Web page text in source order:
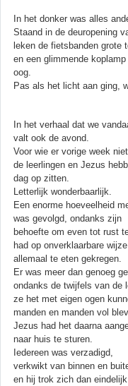
In het donker was alles
Staand in de deuropening
leken de fietsbanden grote
en een glimmende koplamp
oog.
Pas als het licht aan ging,
In het verhaal dat we
valt ook de avond.
Voor wie er vorige week
de leerlingen en Jezus
dag op zitten.
Letterlijk wonderbaarlijk.
Een enorme hoeveelheid
was gevolgd, ondanks zijn
behoefte om even tot rust
had op onverklaarbare wijze
allemaal te eten gekregen.
Er was meer dan genoeg
ondanks de twijfels van de
ze het met eigen ogen
manden en manden vol
Jezus had het daarna
naar huis te sturen.
Iedereen was verzadigd,
verkwikt van binnen en
en hij trok zich dan